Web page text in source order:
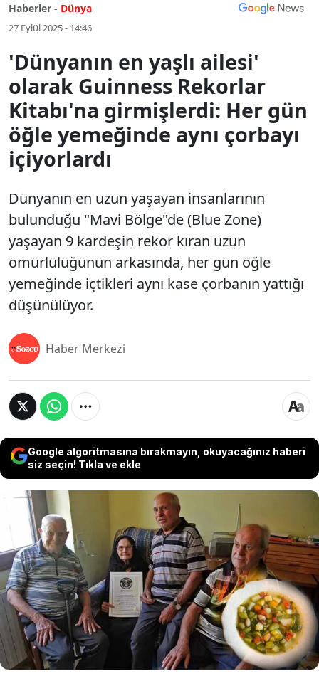
Haberler - Dünya
27 Eylül 2025 - 14:46
'Dünyanın en yaşlı ailesi'
olarak Guinness Rekorlar
Kitabı'na girmişlerdi: Her gün
öğle yemeğinde aynı çorbayı
içiyorlardı
Dünyanın en uzun yaşayan insanlarının
bulunduğu "Mavi Bölge"de (Blue Zone)
yaşayan 9 kardeşin rekor kıran uzun
ömürlülüğünün arkasında, her gün öğle
yemeğinde içtikleri aynı kase çorbanın yattığı
düşünülüyor.
Haber Merkezi
Google algoritmasına bırakmayın, okuyacağınız haberi
siz seçin! Tıkla ve ekle
Dünyanın en uzun yaşayan insanlarının
bulunduğu "Mavi Bölge"de (Blue Zone)
yaşayan 9 kardeşin rekor kıran uzun
ömürlülüğünün arkasında, her gün öğle
yemeğinde içtikleri aynı kase çorbanın yattığı
düşünülüyor.